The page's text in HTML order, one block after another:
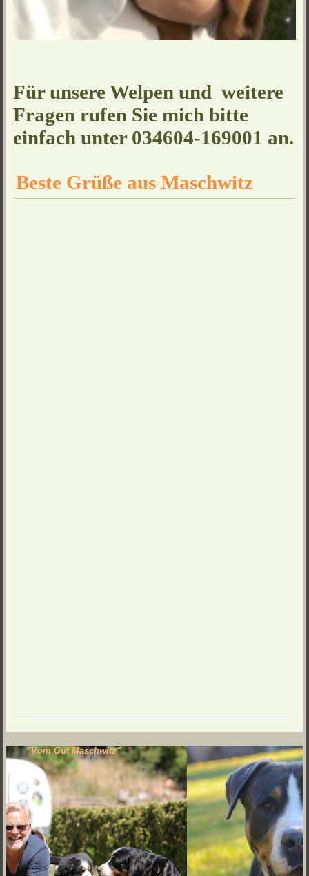
Für unsere Welpen und weitere
Fragen rufen Sie mich bitte
einfach unter 034604-169001 an.
Beste Grüße aus Maschwitz
"Vom Gut Maschwitz"